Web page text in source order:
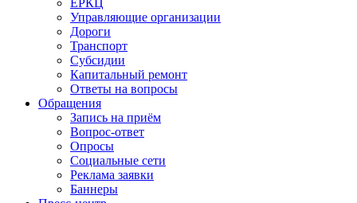
ЕРКЦ
Управляющие организации
Дороги
Транспорт
Субсидии
Капитальный ремонт
Ответы на вопросы
Обращения
Запись на приём
Вопрос-ответ
Опросы
Социальные сети
Реклама заявки
Баннеры